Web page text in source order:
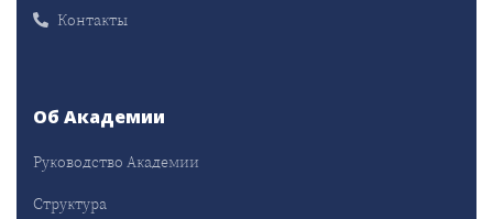
Контакты
Об Академии
Руководство Академии
Структура